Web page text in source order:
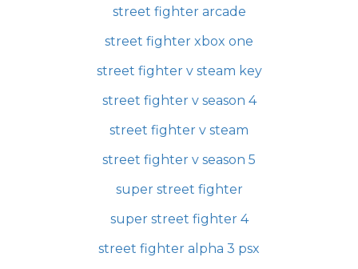
street fighter arcade
street fighter xbox one
street fighter v steam key
street fighter v season 4
street fighter v steam
street fighter v season 5
super street fighter
super street fighter 4
street fighter alpha 3 psx